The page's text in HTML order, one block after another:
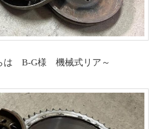
は B-G様 機械式リア～